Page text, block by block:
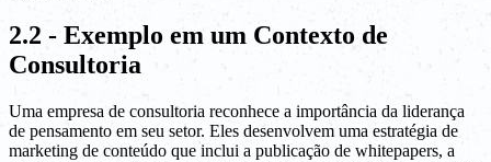
2.2 - Exemplo em um Contexto de
Consultoria
Uma empresa de consultoria reconhece a importância da liderança
de pensamento em seu setor. Eles desenvolvem uma estratégia de
marketing de conteúdo que inclui a publicação de whitepapers, a